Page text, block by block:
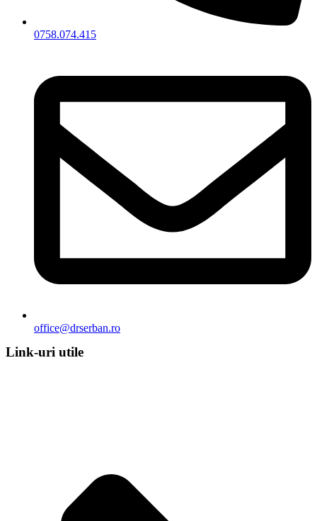
0758.074.415
office@drserban.ro
Link-uri utile